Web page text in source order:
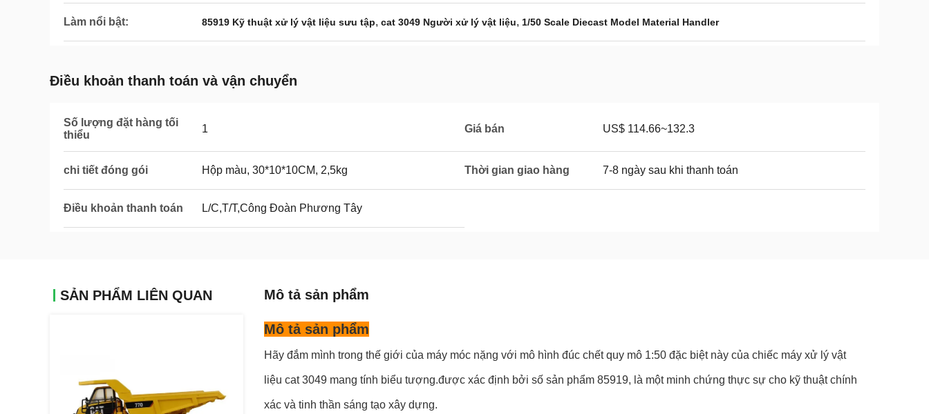
Làm nổi bật: 85919 Kỹ thuật xử lý vật liệu sưu tập, cat 3049 Người xử lý vật liệu, 1/50 Scale Diecast Model Material Handler
Điều khoản thanh toán và vận chuyển
Số lượng đặt hàng tối
thiểu
1 Giá bán US$ 114.66~132.3
chi tiết đóng gói Hộp màu, 30*10*10CM, 2,5kg Thời gian giao hàng 7-8 ngày sau khi thanh toán
Điều khoản thanh toán L/C,T/T,Công Đoàn Phương Tây
SẢN PHẨM LIÊN QUAN Mô tả sản phẩm
Mô tả sản phẩm
Hãy đắm mình trong thế giới của máy móc nặng với mô hình đúc chết quy mô 1:50 đặc biệt này của chiếc máy xử lý vật
liệu cat 3049 mang tính biểu tượng.được xác định bởi số sản phẩm 85919, là một minh chứng thực sự cho kỹ thuật chính
xác và tinh thần sáng tạo xây dựng.